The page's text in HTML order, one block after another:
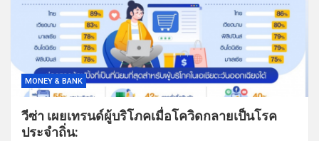
MONEY & BANK
วีซ่า เผยเทรนด์ผู้บริโภคเมื่อโควิดกลายเป็นโรค
ประจำถิ่น: